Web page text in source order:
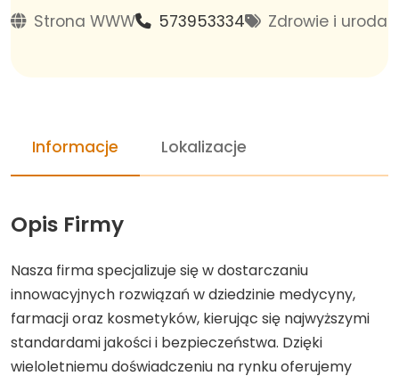
Strona WWW 573953334 Zdrowie i uroda
Informacje Lokalizacje
Opis Firmy
Nasza firma specjalizuje się w dostarczaniu
innowacyjnych rozwiązań w dziedzinie medycyny,
farmacji oraz kosmetyków, kierując się najwyższymi
standardami jakości i bezpieczeństwa. Dzięki
wieloletniemu doświadczeniu na rynku oferujemy